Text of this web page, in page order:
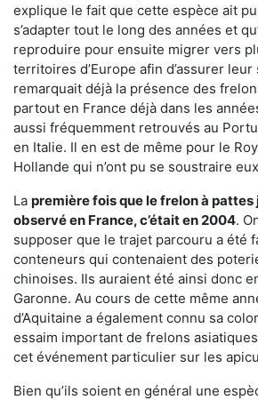
explique le fait que cette espèce ait
s’adapter tout le long des années et
reproduire pour ensuite migrer vers
territoires d’Europe afin d’assurer leur
remarquait déjà la présence des
partout en France déjà dans les
aussi fréquemment retrouvés au
en Italie. Il en est de même pour le
Hollande qui n’ont pu se soustraire
La première fois que le frelon à pattes
observé en France, c’était en 2004.
supposer que le trajet parcouru a été
conteneurs qui contenaient des
chinoises. Ils auraient été ainsi donc
Garonne. Au cours de cette même
d’Aquitaine a également connu sa
essaim important de frelons asiatiques.
cet événement particulier sur les
Bien qu’ils soient en général une